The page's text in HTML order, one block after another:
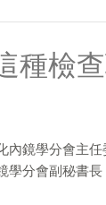
種檢
內鏡學分會主
學分會副秘書